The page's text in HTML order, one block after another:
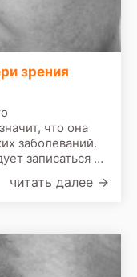
зрения
что она
заболеваний.
записаться на
читать далее →